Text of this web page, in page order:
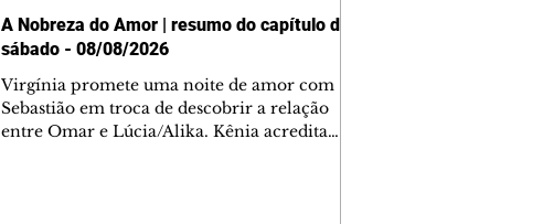
A Nobreza do Amor | resumo do capítulo de
sábado - 08/08/2026
Virgínia promete uma noite de amor com
Sebastião em troca de descobrir a relação
entre Omar e Lúcia/Alika. Kênia acredita